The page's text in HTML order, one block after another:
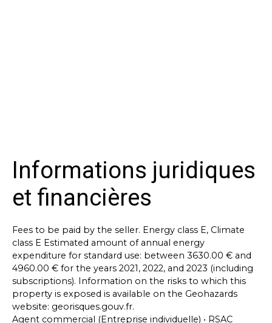
Informations juridiques
et financières
Fees to be paid by the seller. Energy class E, Climate
class E Estimated amount of annual energy
expenditure for standard use: between 3630.00 € and
4960.00 € for the years 2021, 2022, and 2023 (including
subscriptions). Information on the risks to which this
property is exposed is available on the Geohazards
website: georisques.gouv.fr.
Agent commercial (Entreprise individuelle) • RSAC